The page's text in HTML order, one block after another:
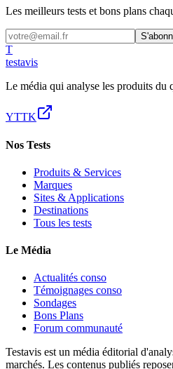
Les meilleurs tests et bons plans
T
testavis
Le média qui analyse les produits du
YTTK
Nos Tests
Produits & Services
Marques
Sites & Applications
Destinations
Tous les tests
Le Média
Actualités conso
Témoignages conso
Sondages
Bons Plans
Forum communauté
Testavis est un média éditorial
marchés. Les contenus publiés